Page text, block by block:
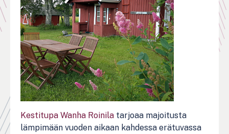
Kestitupa Wanha Roinila tarjoaa majoitusta
lämpimään vuoden aikaan kahdessa erätuvassa